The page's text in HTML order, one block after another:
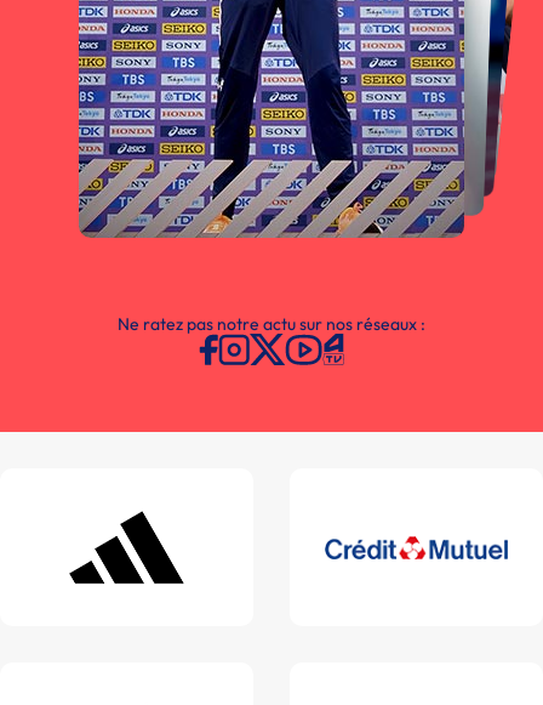
Ne ratez pas notre actu sur nos réseaux :